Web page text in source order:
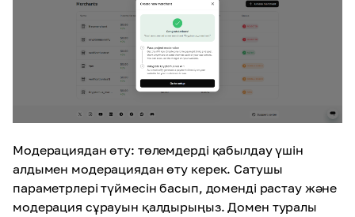
Модерациядан өту: төлемдерді қабылдау үшін
алдымен модерациядан өту керек. Сатушы
параметрлері түймесін басып, доменді растау және
модерация сұрауын қалдырыңыз. Домен туралы